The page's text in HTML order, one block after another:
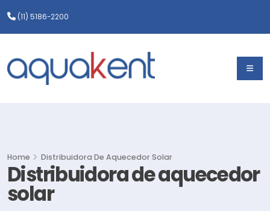
(11) 5186-2200
Distribuidora de aquecedor
solar
Home Distribuidora De Aquecedor Solar